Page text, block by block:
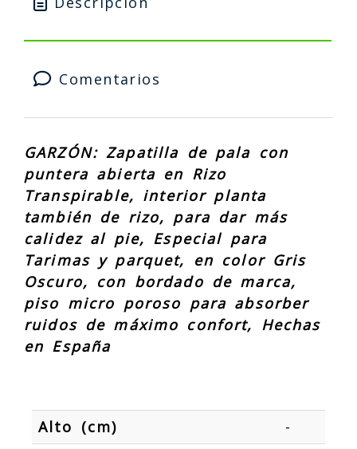
Comentarios
GARZÓN: Zapatilla de pala con
puntera abierta en Rizo
Transpirable, interior planta
también de rizo, para dar más
calidez al pie, Especial para
Tarimas y parquet, en color Gris
Oscuro, con bordado de marca,
piso micro poroso para absorber
ruidos de máximo confort, Hechas
en España
Alto (cm)
-